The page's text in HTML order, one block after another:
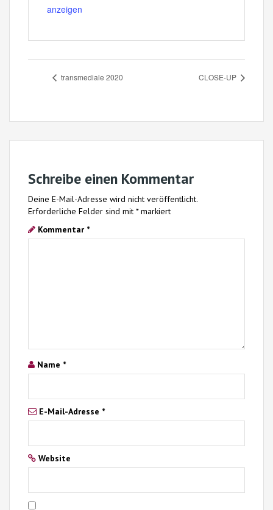
anzeigen
transmediale 2020 CLOSE-UP
Schreibe einen Kommentar
Deine E-Mail-Adresse wird nicht veröffentlicht.
Erforderliche Felder sind mit *markiert
Kommentar *
Name *
E-Mail-Adresse *
Website